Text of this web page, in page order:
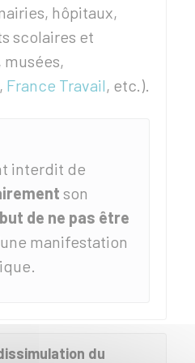
hôpitaux,
scolaires et
France Travail, etc.).
interdit de
son
de ne pas être
manifestation
du